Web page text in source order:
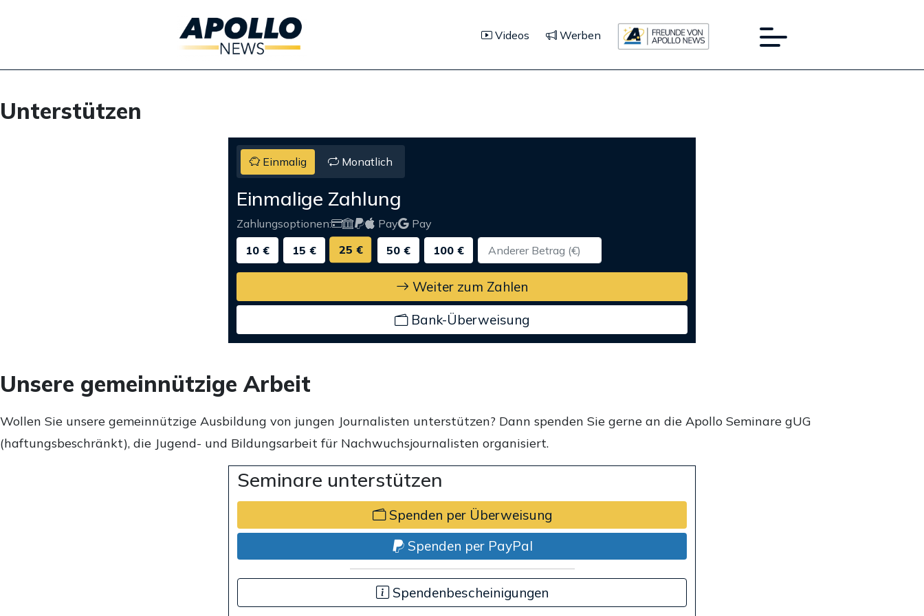
Videos Werben
Unterstützen
Einmalig Monatlich
Einmalige Zahlung
Zahlungsoptionen: Pay
Pay
10 €
15 € 25 € 50 € 100 €
Weiter zum Zahlen
Bank-Überweisung
Unsere gemeinnützige Arbeit
Wollen Sie unsere gemeinnützige Ausbildung von jungen Journalisten unterstützen? Dann spenden Sie gerne an die Apollo Seminare gUG
(haftungsbeschränkt), die Jugend- und Bildungsarbeit für Nachwuchsjournalisten organisiert.
Seminare unterstützen
Spenden per Überweisung
Spenden per PayPal
Spendenbescheinigungen